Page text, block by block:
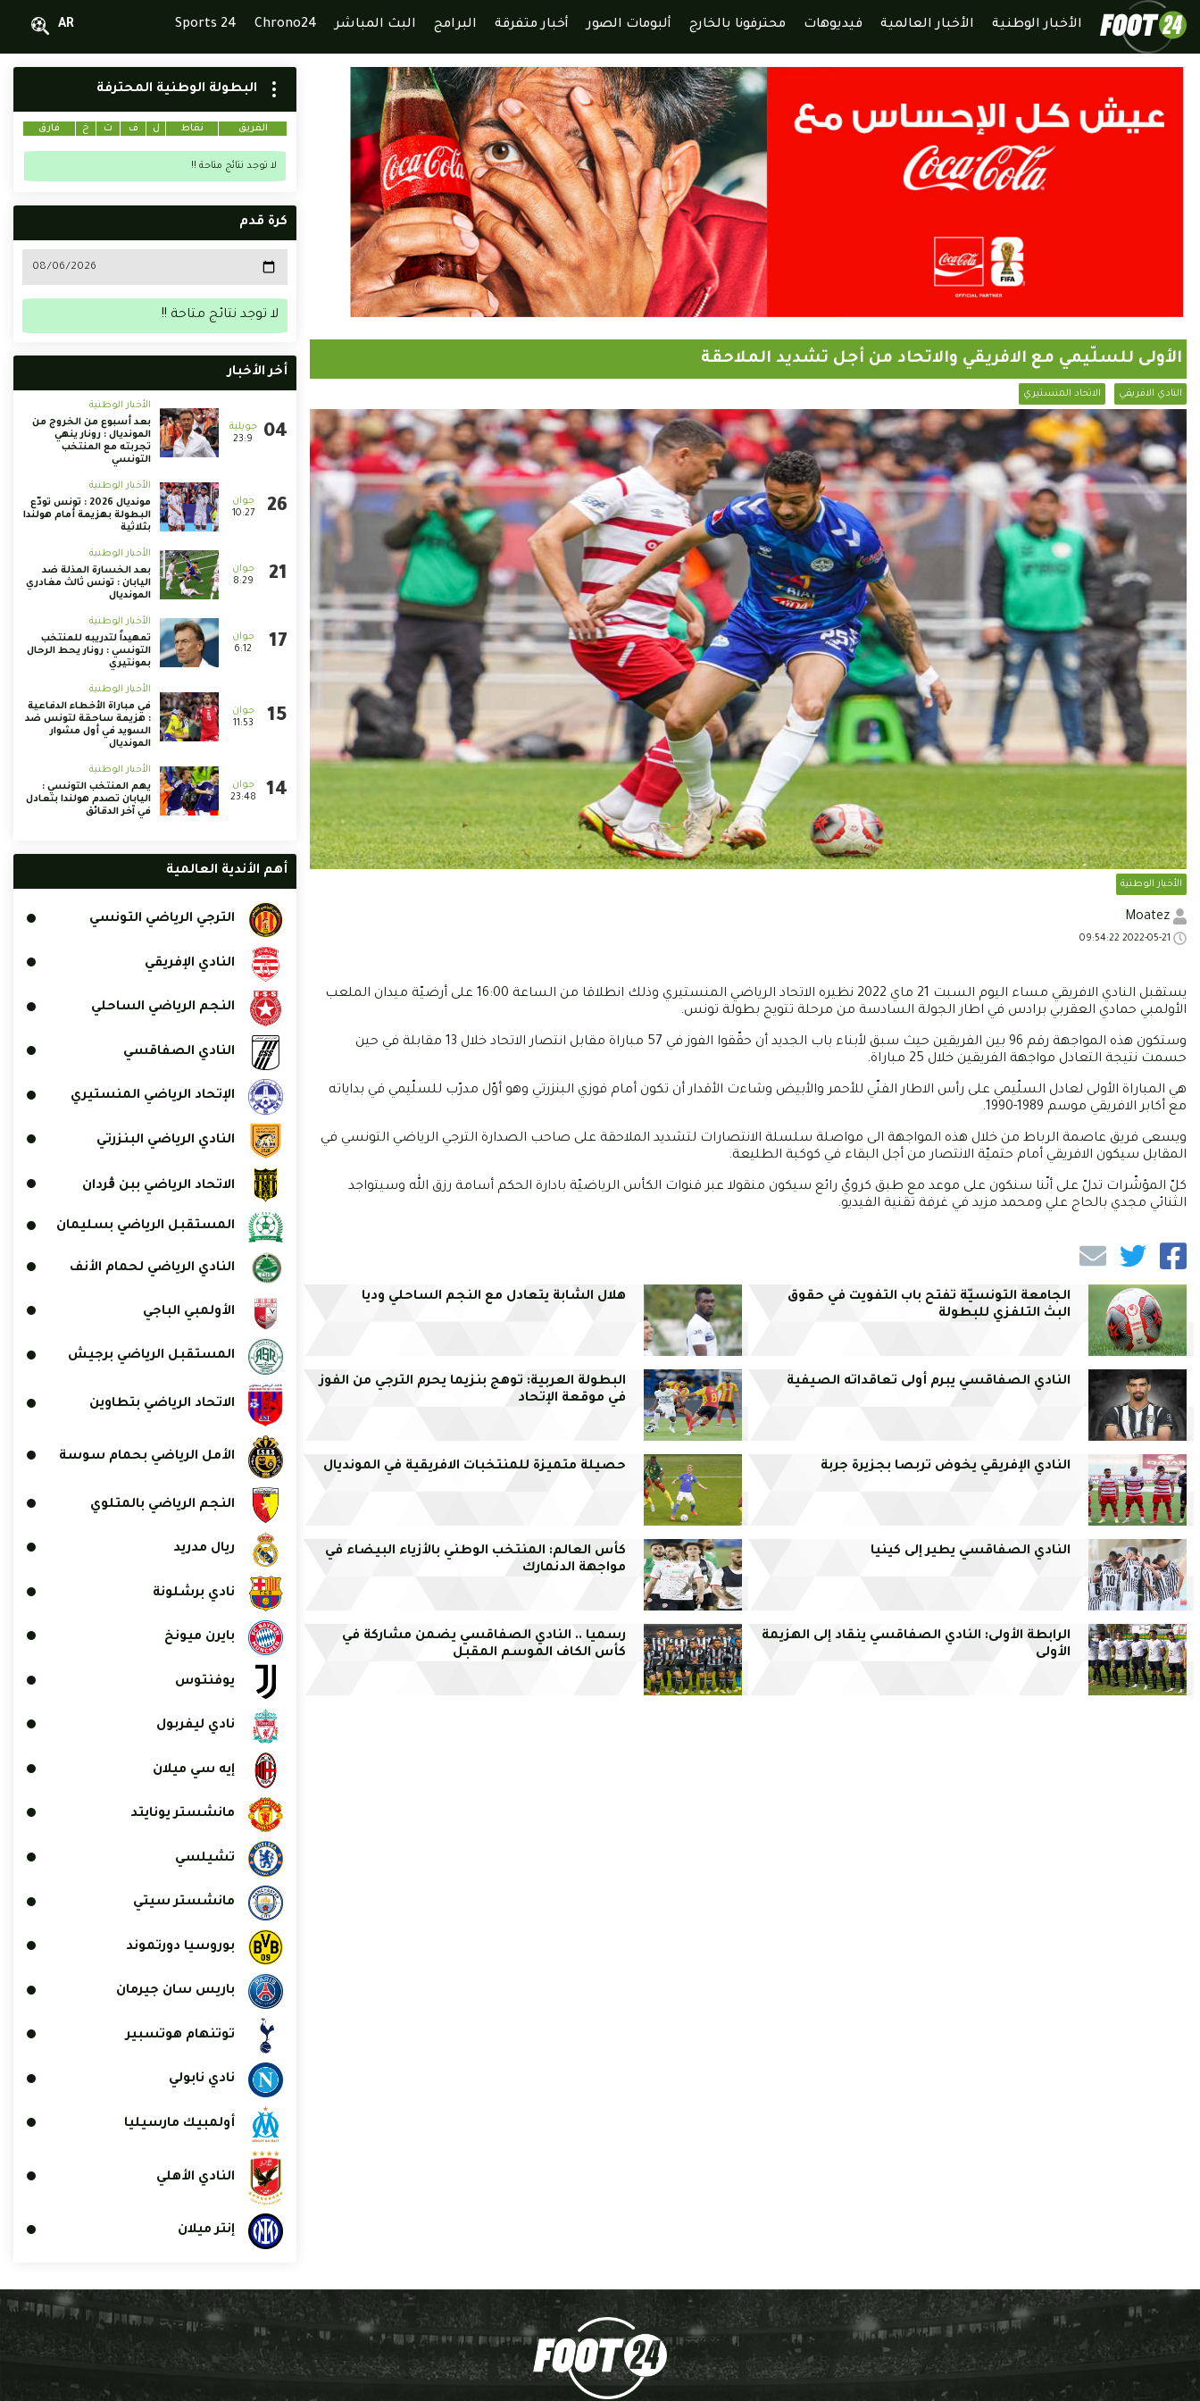
الأخبار الوطنية الأخبار العالمية فيديوهات محترفونا بالخارج ألبومات الصور أخبار متفرقة البرامج البث المباشر Chrono24
Sports 24
AR
الأولى للسلّيمي مع الافريقي والاتحاد من أجل تشديد الملاحقة
النادي الافريقي الاتحاد المنستيري
الأخبار الوطنية
يستقبل النادي الافريقي مساء اليوم السبت 21 ماي 2022 نظيره الاتحاد الرياضي المنستيري وذلك انطلاقا من الساعة 16:00 على أرضيّة ميدان الملعب
الأولمبي حمادي العقربي برادس في اطار الجولة السادسة من مرحلة تتويج بطولة تونس.
وستكون هذه المواجهة رقم 96 بين الفريقين حيث سبق لأبناء باب الجديد أن حقّقوا الفوز في 57 مباراة مقابل انتصار الاتحاد خلال 13 مقابلة في حين
حسمت نتيجة التعادل مواجهة الفريقين خلال 25 مباراة.
هي المباراة الأولى لعادل السلّيمي على رأس الاطار الفنّي للأحمر والأبيض وشاءت الأقدار أن تكون أمام فوزي البنزرتي وهو أوّل مدرّب للسلّيمي في بداياته
مع أكابر الافريقي موسم 1989-1990.
ويسعى فريق عاصمة الرباط من خلال هذه المواجهة الى مواصلة سلسلة الانتصارات لتشديد الملاحقة على صاحب الصدارة الترجي الرياضي التونسي في
المقابل سيكون الافريقي أمام حتميّة الانتصار من أجل البقاء في كوكبة الطليعة.
كلّ المؤشّرات تدلّ على أنّنا سنكون على موعد مع طبق كرويّ رائع سيكون منقولا عبر قنوات الكأس الرياضيّة بادارة الحكم أسامة رزق الله وسيتواجد
الثنائي مجدي بالحاج علي ومحمد مزيد في غرفة تقنية الفيديو.
الجامعة التونسيّة تفتح باب التفويت في حقوق
البث التلفزي للبطولة
هلال الشابة يتعادل مع النجم الساحلي وديا
النادي الصفاقسي يبرم أولى تعاقداته الصيفية
البطولة العربية: توهج بنزيما يحرم الترجي من الفوز
في موقعة الإتحاد
النادي الإفريقي يخوض تربصا بجزيرة جربة حصيلة متميزة للمنتخبات الافريقية في المونديال
النادي الصفاقسي يطير إلى كينيا
كأس العالم: المنتخب الوطني بالأزياء البيضاء في
مواجهة الدنمارك
الرابطة الأولى: النادي الصفاقسي ينقاد إلى الهزيمة
الأولى
رسميا .. النادي الصفاقسي يضمن مشاركة في
كأس الكاف الموسم المقبل
البطولة الوطنية المحترفة
الفريق نقاط ل ف ت خ فارق
لا توجد نتائج متاحة !!
كرة قدم
لا توجد نتائج متاحة !!
أخر الأخبار
23:9
الأخبار الوطنية
بعد أسبوع من الخروج من
المونديال : رونار ينهي
تجربته مع المنتخب
التونسي
10:27
الأخبار الوطنية
مونديال 2026 : تونس تودّع
البطولة بهزيمة أمام هولندا
بثلاثية
8:29
الأخبار الوطنية
بعد الخسارة المذلة ضد
اليابان : تونس ثالث مغادري
المونديال
6:12
الأخبار الوطنية
تمهيداً لتدريبه للمنتخب
التونسي : رونار يحط الرحال
بمونتيري
11:53
الأخبار الوطنية
في مباراة الأخطاء الدفاعية
: هزيمة ساحقة لتونس ضد
السويد في أول مشوار
المونديال
23:48
الأخبار الوطنية
يهم المنتخب التونسي :
اليابان تصدم هولندا بتعادل
في آخر الدقائق
أهم الأندية العالمية
الترجي الرياضي التونسي
النادي الإفريقي
النجم الرياضي الساحلي
النادي الصفاقسي
الإتحاد الرياضي المنستيري
النادي الرياضي البنزرتي
الاتحاد الرياضي ببن ڨردان
المستقبل الرياضي بسليمان
النادي الرياضي لحمام الأنف
الأولمبي الباجي
المستقبل الرياضي برجيش
الاتحاد الرياضي بتطاوين
الأمل الرياضي بحمام سوسة
النجم الرياضي بالمتلوي
ريال مدريد
نادي برشلونة
بايرن ميونخ
يوفنتوس
نادي ليفربول
إيه سي ميلان
مانشستر يونايتد
تشيلسي
مانشستر سيتي
بوروسيا دورتموند
باريس سان جيرمان
توتنهام هوتسبير
نادي نابولي
أولمبيك مارسيليا
النادي الأهلي
إنتر ميلان